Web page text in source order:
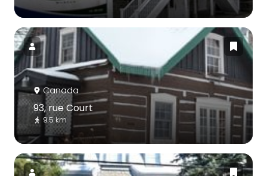
Canada
93, rue Court
9.5 km